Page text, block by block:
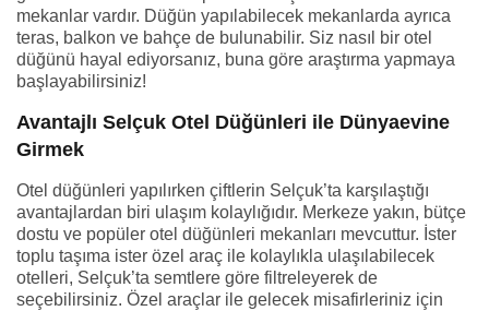
mekanlar vardır. Düğün yapılabilecek mekanlarda ayrıca
teras, balkon ve bahçe de bulunabilir. Siz nasıl bir otel
düğünü hayal ediyorsanız, buna göre araştırma yapmaya
başlayabilirsiniz!
Avantajlı Selçuk Otel Düğünleri ile Dünyaevine
Girmek
Otel düğünleri yapılırken çiftlerin Selçuk’ta karşılaştığı
avantajlardan biri ulaşım kolaylığıdır. Merkeze yakın, bütçe
dostu ve popüler otel düğünleri mekanları mevcuttur. İster
toplu taşıma ister özel araç ile kolaylıkla ulaşılabilecek
otelleri, Selçuk’ta semtlere göre filtreleyerek de
seçebilirsiniz. Özel araçlar ile gelecek misafirleriniz için